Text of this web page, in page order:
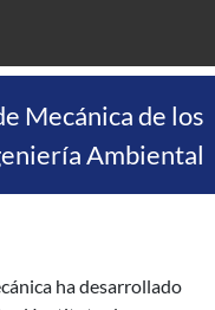
Mecánica de los
Ambiental
ha desarrollado